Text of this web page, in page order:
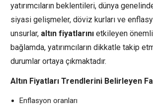
yatırımcıların beklentileri, dünya
siyasi gelişmeler, döviz kurları ve
unsurlar, altın fiyatlarını etkileyen
bağlamda, yatırımcıların dikkatle takip
durumlar ortaya çıkmaktadır.
Altın Fiyatları Trendlerini Belirleyen
Enflasyon oranları